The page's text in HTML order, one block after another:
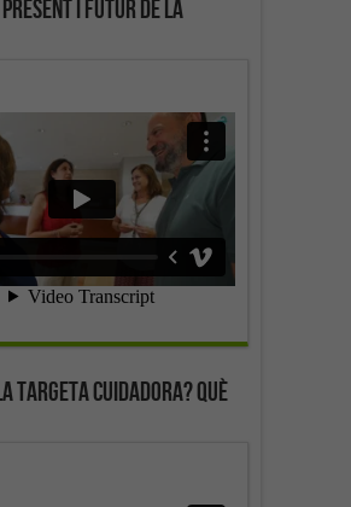
present i futur de la
targeta cuidadora? Què